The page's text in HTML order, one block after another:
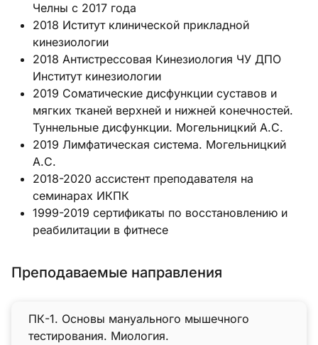
Челны с 2017 года
2018 Иститут клинической прикладной
кинезиологии
2018 Антистрессовая Кинезиология ЧУ ДПО
Институт кинезиологии
2019 Соматические дисфункции суставов и
мягких тканей верхней и нижней конечностей.
Туннельные дисфункции. Могельницкий А.С.
2019 Лимфатическая система. Могельницкий
А.С.
2018-2020 ассистент преподавателя на
семинарах ИКПК
1999-2019 сертификаты по восстановлению и
реабилитации в фитнесе
Преподаваемые направления
ПК-1. Основы мануального мышечного
тестирования. Миология.